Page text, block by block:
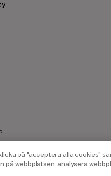
på "acceptera alla cookies"
på webbplatsen, analysera